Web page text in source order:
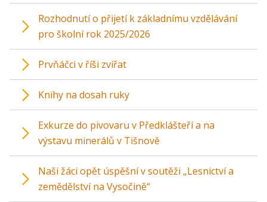
Rozhodnutí o přijetí k základnímu vzdělávání
pro školní rok 2025/2026
Prvňáčci v říši zvířat
Knihy na dosah ruky
Exkurze do pivovaru v Předklášteří a na
výstavu minerálů v Tišnově
Naši žáci opět úspěšní v soutěži „Lesnictví a
zemědělství na Vysočině“